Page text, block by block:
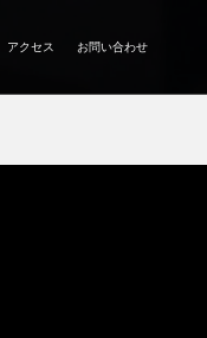
アクセス お問い合わせ